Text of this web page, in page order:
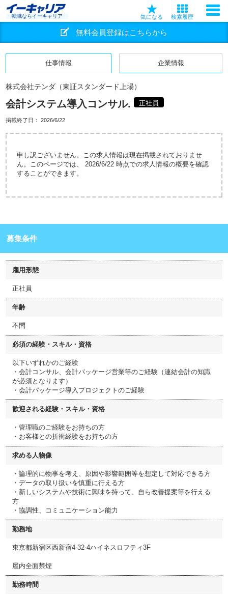
転職ならイーキャリア 気になる 検索履歴
無料会員登録はこちらから
仕事情報 企業情報
株式会社テンダ（東証スタンダード上場）
会計システム導入コンサル. 正社員
掲載終了日： 2026/6/22
申し訳ございません。この求人情報は現在掲載されておりませ
ん。このページでは、 2026/6/22 時点での求人情報の概要を確認
することができます。
募集条件
雇用形態
正社員
年齢
不問
必須の経験・スキル・資格
以下いずれかのご経験
・会計コンサル、会計パッケージ営業等のご経験（連結会計の知識
が必須となります）
・会計パッケージ導入プロジェクトのご経験
歓迎される経験・スキル・資格
・管理職のご経験をお持ちの方
・お客様との折衝経験をお持ちの方
求める人物像
・論理的に物事を考え、原因や影響範囲等を想定して対応できる方
・データの取り扱いを慎重に行える方
・新しいシステムや技術に興味を持って、自ら改善提案等を行える
方
・協調性、コミュニケーション能力
勤務地
東京都新宿区西新宿4-32-4ハイネスロフティ3F
屋内全面禁煙
勤務時間